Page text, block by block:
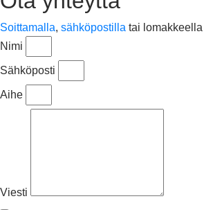
Soittamalla, sähköpostilla tai lomakkeella
Nimi
Sähköposti
Aihe
Viesti